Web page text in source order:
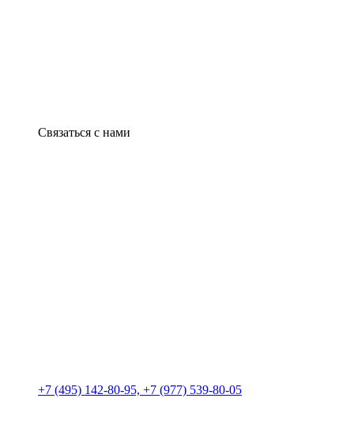
Связаться с нами
+7 (495) 142-80-95, +7 (977) 539-80-05